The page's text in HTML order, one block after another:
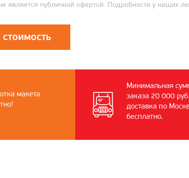
является публичной офертой. Подробности у наших
СТОИМОСТЬ
макета
Минимальная
заказа 20 000
доставка по
бесплатно.